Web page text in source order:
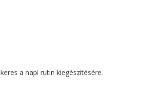
a napi rutin kiegészítésére.